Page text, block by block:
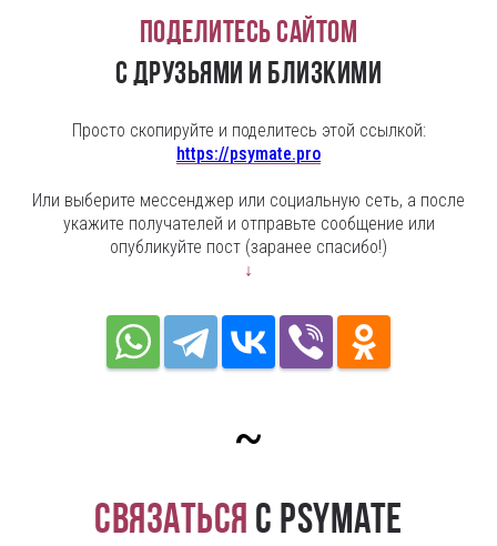
Поделитесь сайтом
с друзьями и близкими
Просто скопируйте и поделитесь этой ссылкой:
https://psymate.pro
Или выберите мессенджер или социальную сеть, а после
укажите получателей и отправьте сообщение или
опубликуйте пост (заранее спасибо!)
↓
~
Связаться с PsyMate